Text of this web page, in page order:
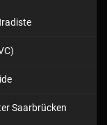
Saarbrücken